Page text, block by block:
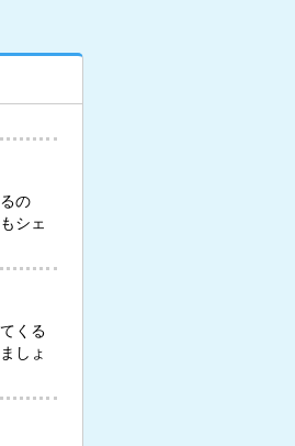
の
シェ
くる
しょ